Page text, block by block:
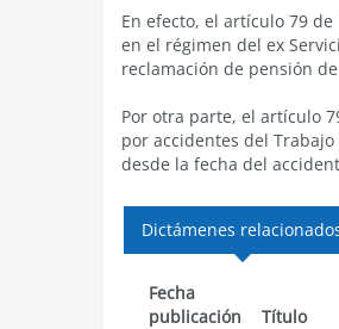
En efecto, el artículo 79
en el régimen del ex
reclamación de pensión
Por otra parte, el artículo
por accidentes del
desde la fecha del
Dictámenes
Fecha
publicación
Título